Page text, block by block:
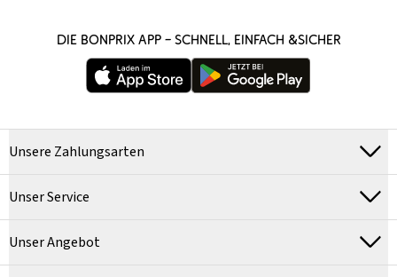
DIE BONPRIX APP – SCHNELL, EINFACH &SICHER
Unsere Zahlungsarten
Unser Service
Unser Angebot